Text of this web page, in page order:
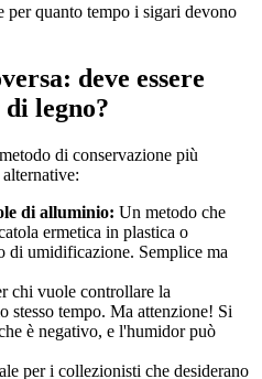
per quanto tempo i sigari devono
deve essere
legno?
di conservazione più
di alluminio: Un metodo che
ermetica in plastica o
di umidificazione. Semplice ma
chi vuole controllare la
stesso tempo. Ma attenzione! Si
è negativo, e l'humidor può
per i collezionisti che desiderano